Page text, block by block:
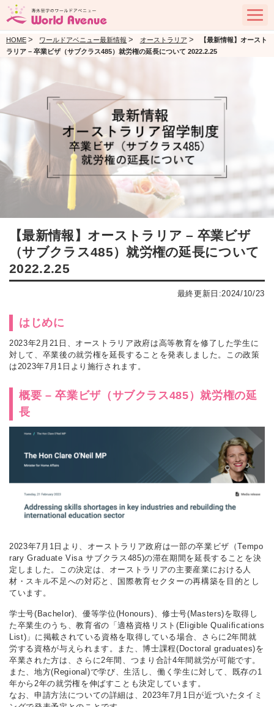
HOME > ワールドアベニュー最新情報 > オーストラリア >
【最新情報】オースト
ラリア – 卒業ビザ（サブクラス485）就労権の延長について 2022.2.25
【最新情報】オーストラリア – 卒業ビザ
（サブクラス485）就労権の延長について
2022.2.25
最終更新日:2024/10/23
はじめに
2023年2月21日、オーストラリア政府は高等教育を修了した学生に
対して、卒業後の就労権を延長することを発表しました。この政策
は2023年7月1日より施行されます。
概要 – 卒業ビザ（サブクラス485）就労権の延
長
2023年7月1日より、オーストラリア政府は一部の卒業ビザ（Tempo
rary Graduate Visa サブクラス485)の滞在期間を延長することを決
定しました。この決定は、オーストラリアの主要産業における人
材・スキル不足への対応と、国際教育セクターの再構築を目的とし
ています。
学士号(Bachelor)、優等学位(Honours)、修士号(Masters)を取得し
た卒業生のうち、教育省の「適格資格リスト(Eligible Qualifications
List)」に掲載されている資格を取得している場合、さらに2年間就
労する資格が与えられます。また、博士課程(Doctoral graduates)を
卒業された方は、さらに2年間、つまり合計4年間就労が可能です。
また、地方(Regional)で学び、生活し、働く学生に対して、既存の1
年から2年の就労権を伸ばすことも決定しています。
なお、申請方法についての詳細は、2023年7月1日が近づいたタイミ